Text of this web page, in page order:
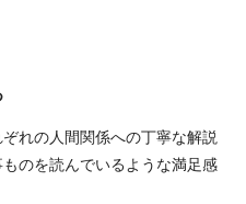
れの人間関係への丁寧な解説
のを読んでいるような満足感